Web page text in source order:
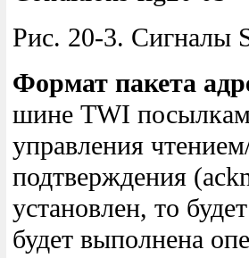
Рис. 20-3. Сигналы
Формат пакета
шине TWI
управления
подтверждения
установлен, то
будет выполнена